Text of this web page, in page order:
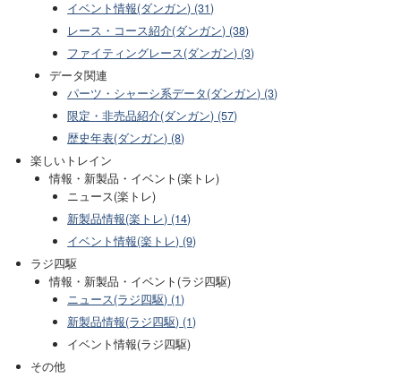
イベント情報(ダンガン) (31)
レース・コース紹介(ダンガン) (38)
ファイティングレース(ダンガン) (3)
データ関連
パーツ・シャーシ系データ(ダンガン) (3)
限定・非売品紹介(ダンガン) (57)
歴史年表(ダンガン) (8)
楽しいトレイン
情報・新製品・イベント(楽トレ)
ニュース(楽トレ)
新製品情報(楽トレ) (14)
イベント情報(楽トレ) (9)
ラジ四駆
情報・新製品・イベント(ラジ四駆)
ニュース(ラジ四駆) (1)
新製品情報(ラジ四駆) (1)
イベント情報(ラジ四駆)
その他